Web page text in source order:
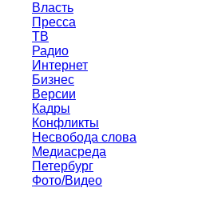
Власть
Пресса
ТВ
Радио
Интернет
Бизнес
Версии
Кадры
Конфликты
Несвобода слова
Медиасреда
Петербург
Фото/Видео